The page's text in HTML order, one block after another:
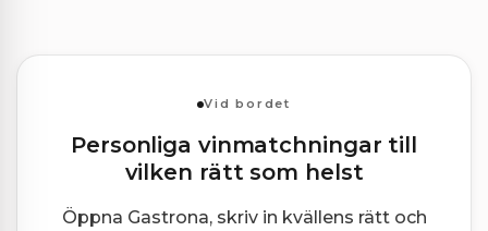
Vid bordet
Personliga vinmatchningar till
vilken rätt som helst
Öppna Gastrona, skriv in kvällens rätt och